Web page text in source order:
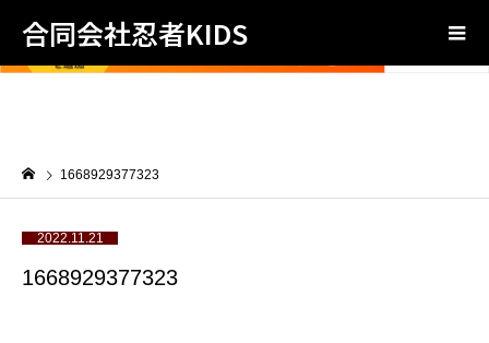
合同会社忍者KIDS
1668929377323
2022.11.21
1668929377323